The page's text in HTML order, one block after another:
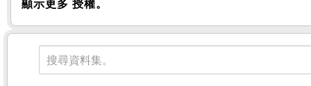
顯示更多 授權。
資料集
搜尋資料集。